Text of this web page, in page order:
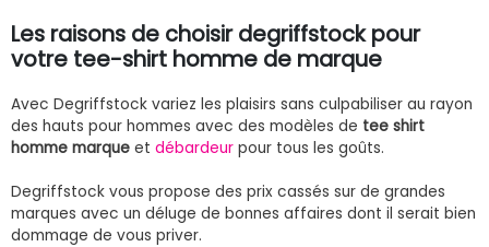
Les raisons de choisir degriffstock pour
votre tee-shirt homme de marque
Avec Degriffstock variez les plaisirs sans culpabiliser au rayon
des hauts pour hommes avec des modèles de tee shirt
homme marque et débardeur pour tous les goûts.
Degriffstock vous propose des prix cassés sur de grandes
marques avec un déluge de bonnes affaires dont il serait bien
dommage de vous priver.